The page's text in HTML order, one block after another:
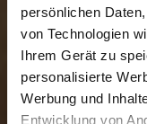
persönlichen
von Technologien
Ihrem Gerät zu
personalisierte
Werbung und
Entwicklung von